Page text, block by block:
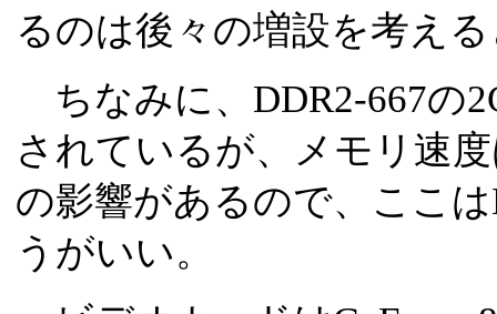
るのは後々の増設を考え
ちなみに、DDR2-667の
されているが、メモリ速
の影響があるので、ここ
うがいい。